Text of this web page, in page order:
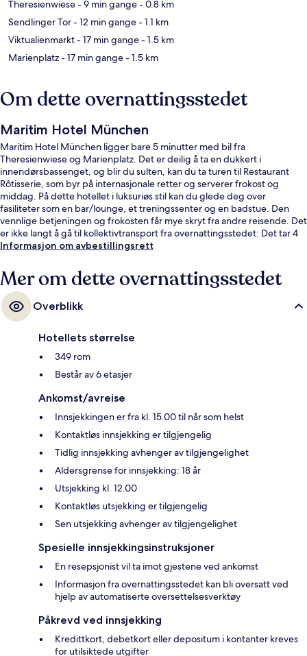
Theresienwiese- 9 min gange- 0.8 km
Sendlinger Tor- 12 min gange- 1.1 km
Viktualienmarkt- 17 min gange- 1.5 km
Marienplatz- 17 min gange- 1.5 km
Om dette overnattingsstedet
Maritim Hotel München
Maritim Hotel München ligger bare 5 minutter med bil fra
Theresienwiese og Marienplatz. Det er deilig å ta en dukkert i
innendørsbassenget, og blir du sulten, kan du ta turen til Restaurant
Rôtisserie, som byr på internasjonale retter og serverer frokost og
middag. På dette hotellet i luksuriøs stil kan du glede deg over
fasiliteter som en bar/lounge, et treningssenter og en badstue. Den
vennlige betjeningen og frokosten får mye skryt fra andre reisende. Det
er ikke langt å gå til kollektivtransport fra overnattingsstedet: Det tar 4
minutter å gå til Munich Central Station Trikkeholdeplass og 4 minutter å
Informasjon om avbestillingsrett
Mer om dette overnattingsstedet
Overblikk
Hotellets størrelse
349 rom
Består av 6 etasjer
Ankomst/avreise
Innsjekkingen er fra kl. 15.00 til når som helst
Kontaktløs innsjekking er tilgjengelig
Tidlig innsjekking avhenger av tilgjengelighet
Aldersgrense for innsjekking: 18 år
Utsjekking kl. 12.00
Kontaktløs utsjekking er tilgjengelig
Sen utsjekking avhenger av tilgjengelighet
Spesielle innsjekkingsinstruksjoner
En resepsjonist vil ta imot gjestene ved ankomst
Informasjon fra overnattingsstedet kan bli oversatt ved
hjelp av automatiserte oversettelsesverktøy
Påkrevd ved innsjekking
Kredittkort, debetkort eller depositum i kontanter kreves
for utilsiktede utgifter